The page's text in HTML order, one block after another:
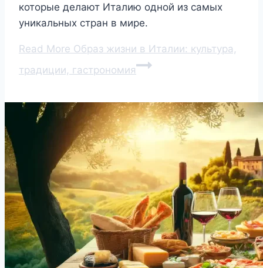
которые делают Италию одной из самых
уникальных стран в мире.
Read More Образ жизни в Италии: культура,
традиции, гастрономия